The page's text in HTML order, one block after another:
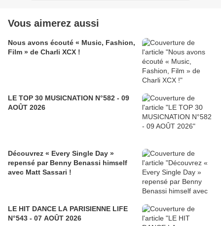
Vous aimerez aussi
Nous avons écouté « Music, Fashion,
Film » de Charli XCX !
LE TOP 30 MUSICNATION N°582 - 09
AOÛT 2026
Découvrez « Every Single Day »
repensé par Benny Benassi himself
avec Matt Sassari !
LE HIT DANCE LA PARISIENNE LIFE
N°543 - 07 AOÛT 2026